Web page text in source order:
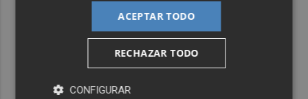
ACEPTAR TODO
RECHAZAR TODO
CONFIGURAR